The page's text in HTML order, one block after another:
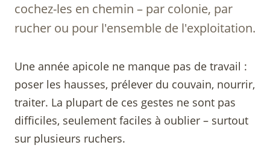
cochez-les en chemin – par colonie, par
rucher ou pour l'ensemble de l'exploitation.
Une année apicole ne manque pas de travail :
poser les hausses, prélever du couvain, nourrir,
traiter. La plupart de ces gestes ne sont pas
difficiles, seulement faciles à oublier – surtout
sur plusieurs ruchers.